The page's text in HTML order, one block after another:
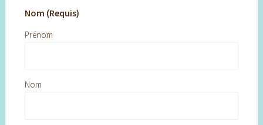
Nom (Requis)
Prénom
Nom